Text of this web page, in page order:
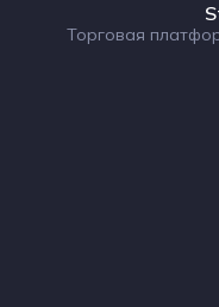
Торговая